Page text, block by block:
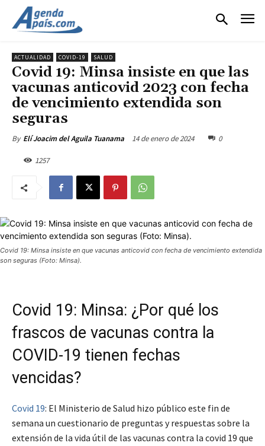
ACTUALIDAD COVID-19 SALUD
Covid 19: Minsa insiste en que las
vacunas anticovid 2023 con fecha
de vencimiento extendida son
seguras
By Elí Joacim del Aguila Tuanama 14 de enero de 2024 0
1257
Covid 19: Minsa insiste en que vacunas anticovid con fecha de vencimiento extendida
son seguras (Foto: Minsa).
Covid 19: Minsa: ¿Por qué los
frascos de vacunas contra la
COVID-19 tienen fechas
vencidas?
Covid 19: El Ministerio de Salud hizo público este fin de
semana un cuestionario de preguntas y respuestas sobre la
extensión de la vida útil de las vacunas contra la covid 19 que